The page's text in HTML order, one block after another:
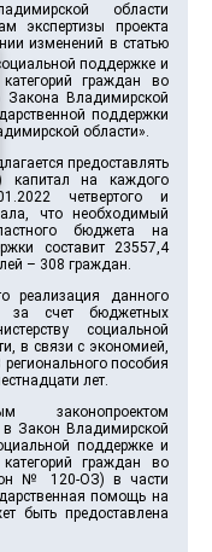
области
экспертизы проекта
изменений в статью
поддержке и
граждан во
Закона Владимирской
поддержки
области».
предоставлять
капитал на каждого
четвертого и
что необходимый
бюджета на
составит 23557,4
– 308 граждан.
реализация данного
за счет бюджетных
социальной
в связи с экономией,
пособия
лет.
законопроектом
в Закон Владимирской
поддержке и
граждан во
№ 120-ОЗ) в части
помощь на
быть предоставлена